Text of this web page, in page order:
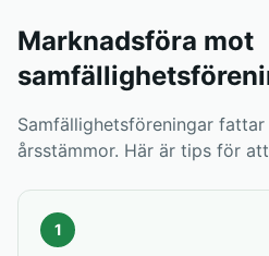
Marknadsföra mot
Samfällighetsföreningar
årsstämmor. Här är tips för
1